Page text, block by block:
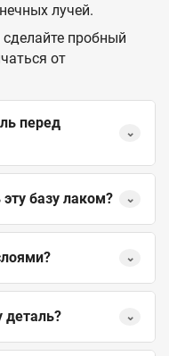
лучей.
пробный
от
перед
⌄
базу лаком? ⌄
⌄
деталь? ⌄